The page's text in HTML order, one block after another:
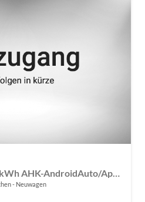
Endurance - 211PS 55 kWh AHK-AndroidAuto/AppleCarPlay-DAB-ACC-Climatronic 2 Zonen-SHZ-LED-PDC-KAMERA-ALU18"-KESSY-GARANTIE
Neuwagen